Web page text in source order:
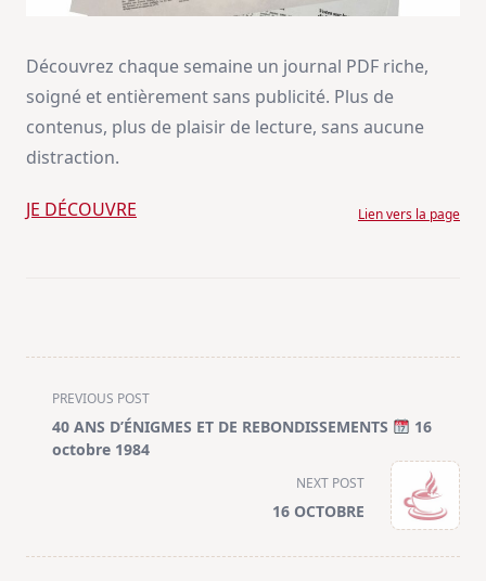
Découvrez chaque semaine un journal PDF riche,
soigné et entièrement sans publicité. Plus de
contenus, plus de plaisir de lecture, sans aucune
distraction.
JE DÉCOUVRE Lien vers la page
<span
class="nav-
subtitle
PREVIOUS POST
40 ANS D’ÉNIGMES ET DE REBONDISSEMENTS
16
octobre 1984
NEXT POST
16 OCTOBRE